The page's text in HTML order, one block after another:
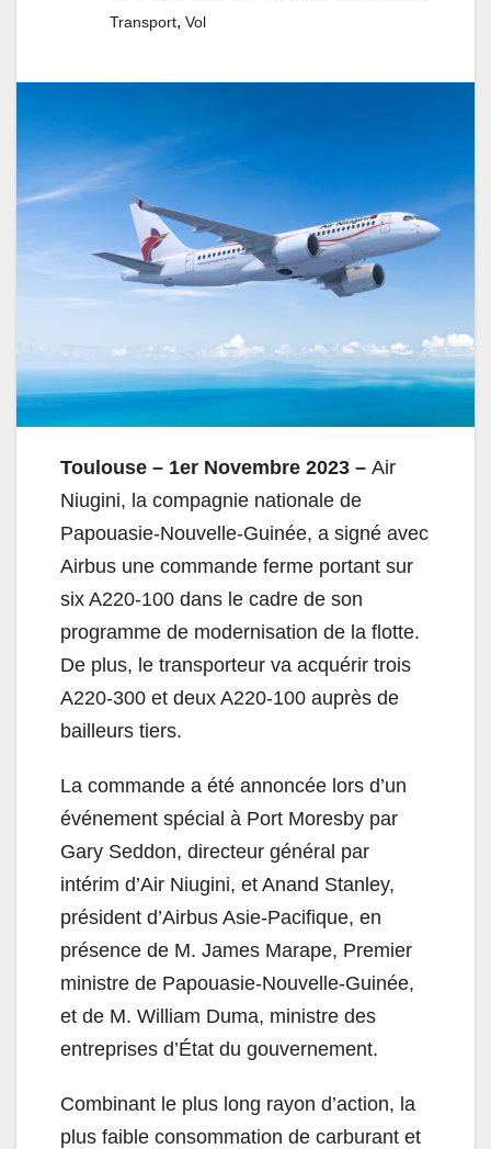
Transport, Vol
Toulouse – 1er Novembre 2023 – Air
Niugini, la compagnie nationale de
Papouasie-Nouvelle-Guinée, a signé avec
Airbus une commande ferme portant sur
six A220-100 dans le cadre de son
programme de modernisation de la flotte.
De plus, le transporteur va acquérir trois
A220-300 et deux A220-100 auprès de
bailleurs tiers.
La commande a été annoncée lors d’un
événement spécial à Port Moresby par
Gary Seddon, directeur général par
intérim d’Air Niugini, et Anand Stanley,
président d’Airbus Asie-Pacifique, en
présence de M. James Marape, Premier
ministre de Papouasie-Nouvelle-Guinée,
et de M. William Duma, ministre des
entreprises d’État du gouvernement.
Combinant le plus long rayon d’action, la
plus faible consommation de carburant et